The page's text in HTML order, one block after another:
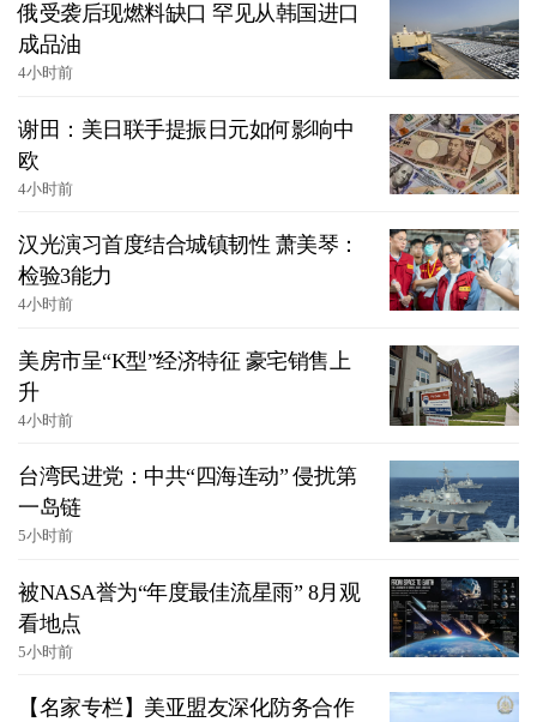
俄受袭后现燃料缺口 罕见从韩国进口
成品油
4小时前
谢田：美日联手提振日元如何影响中
欧
4小时前
汉光演习首度结合城镇韧性 萧美琴：
检验3能力
4小时前
美房市呈“K型”经济特征 豪宅销售上
升
4小时前
台湾民进党：中共“四海连动” 侵扰第
一岛链
5小时前
被NASA誉为“年度最佳流星雨” 8月观
看地点
5小时前
【名家专栏】美亚盟友深化防务合作